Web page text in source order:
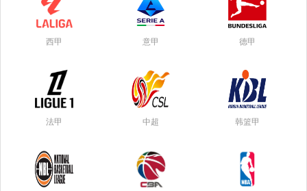
西甲 意甲 德甲
法甲 中超 韩篮甲